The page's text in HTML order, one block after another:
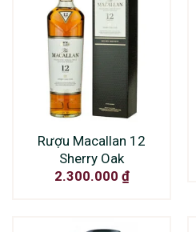
Rượu Macallan 12
Sherry Oak
2.300.000 ₫